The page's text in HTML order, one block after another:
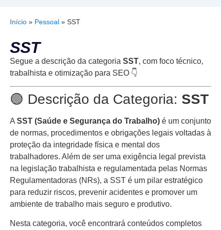
Início » Pessoal » SST
SST
Segue a descrição da categoria SST, com foco técnico,
trabalhista e otimização para SEO 👇
🟢 Descrição da Categoria: SST
A SST (Saúde e Segurança do Trabalho) é um conjunto
de normas, procedimentos e obrigações legais voltadas à
proteção da integridade física e mental dos
trabalhadores. Além de ser uma exigência legal prevista
na legislação trabalhista e regulamentada pelas Normas
Regulamentadoras (NRs), a SST é um pilar estratégico
para reduzir riscos, prevenir acidentes e promover um
ambiente de trabalho mais seguro e produtivo.
Nesta categoria, você encontrará conteúdos completos